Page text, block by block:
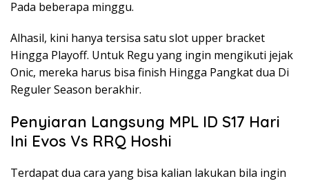
Pada beberapa minggu.
Alhasil, kini hanya tersisa satu slot upper bracket
Hingga Playoff. Untuk Regu yang ingin mengikuti jejak
Onic, mereka harus bisa finish Hingga Pangkat dua Di
Reguler Season berakhir.
Penyiaran Langsung MPL ID S17 Hari
Ini Evos Vs RRQ Hoshi
Terdapat dua cara yang bisa kalian lakukan bila ingin